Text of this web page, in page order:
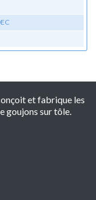
et fabrique les
goujons sur tôle.